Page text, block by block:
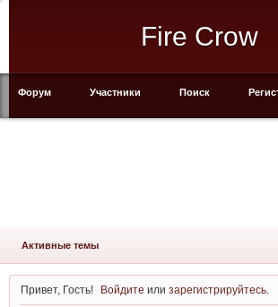
Fire Crow
Форум Участники Поиск
Активные темы
Привет, Гость! Войдите илизарегистрируйтесь